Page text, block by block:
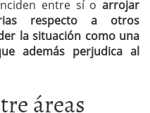
entre sí o arrojar
respecto a otros
la situación como una
además perjudica al
áreas